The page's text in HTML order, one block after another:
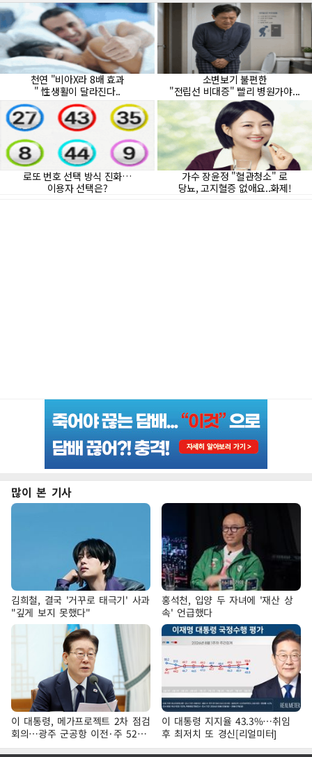
많이 본 기사
김희철, 결국 '거꾸로 태극기' 사과
"깊게 보지 못했다"
홍석천, 입양 두 자녀에 '재산 상
속' 언급했다
이 대통령, 메가프로젝트 2차 점검
회의…광주 군공항 이전·주 52시
간 예외 등 논의
이 대통령 지지율 43.3%…취임
후 최저치 또 경신[리얼미터]